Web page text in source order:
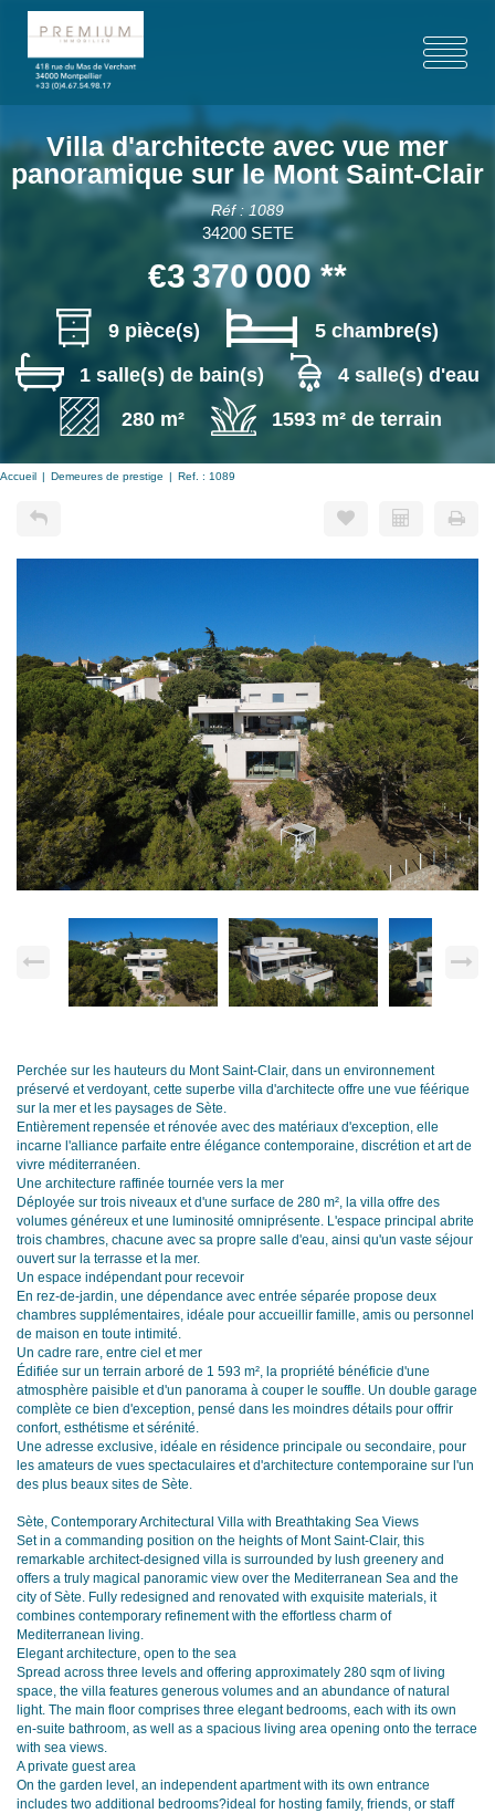
Villa d'architecte avec vue mer
panoramique sur le Mont Saint-Clair
Réf : 1089
34200 SETE
€3 370 000**
9 pièce(s)
5 chambre(s)
1 salle(s) de bain(s)
4 salle(s) d'eau
280 m²
1593 m² de terrain
Accueil Demeures de prestige Ref. : 1089
Perchée sur les hauteurs du Mont Saint-Clair, dans un environnement
préservé et verdoyant, cette superbe villa d'architecte offre une vue féérique
sur la mer et les paysages de Sète.
Entièrement repensée et rénovée avec des matériaux d'exception, elle
incarne l'alliance parfaite entre élégance contemporaine, discrétion et art de
vivre méditerranéen.
Une architecture raffinée tournée vers la mer
Déployée sur trois niveaux et d'une surface de 280 m², la villa offre des
volumes généreux et une luminosité omniprésente. L'espace principal abrite
trois chambres, chacune avec sa propre salle d'eau, ainsi qu'un vaste séjour
ouvert sur la terrasse et la mer.
Un espace indépendant pour recevoir
En rez-de-jardin, une dépendance avec entrée séparée propose deux
chambres supplémentaires, idéale pour accueillir famille, amis ou personnel
de maison en toute intimité.
Un cadre rare, entre ciel et mer
Édifiée sur un terrain arboré de 1 593 m², la propriété bénéficie d'une
atmosphère paisible et d'un panorama à couper le souffle. Un double garage
complète ce bien d'exception, pensé dans les moindres détails pour offrir
confort, esthétisme et sérénité.
Une adresse exclusive, idéale en résidence principale ou secondaire, pour
les amateurs de vues spectaculaires et d'architecture contemporaine sur l'un
des plus beaux sites de Sète.
Sète, Contemporary Architectural Villa with Breathtaking Sea Views
Set in a commanding position on the heights of Mont Saint-Clair, this
remarkable architect-designed villa is surrounded by lush greenery and
offers a truly magical panoramic view over the Mediterranean Sea and the
city of Sète. Fully redesigned and renovated with exquisite materials, it
combines contemporary refinement with the effortless charm of
Mediterranean living.
Elegant architecture, open to the sea
Spread across three levels and offering approximately 280 sqm of living
space, the villa features generous volumes and an abundance of natural
light. The main floor comprises three elegant bedrooms, each with its own
en-suite bathroom, as well as a spacious living area opening onto the terrace
with sea views.
A private guest area
On the garden level, an independent apartment with its own entrance
includes two additional bedrooms?ideal for hosting family, friends, or staff